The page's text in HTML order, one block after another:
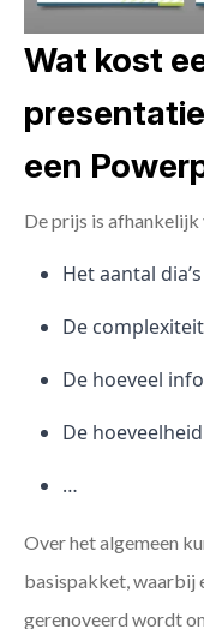
Wat kost
een
De prijs is
Het aantal
De
De hoeveel
De
…
Over het algemeen
basispakket, waarbij
gerenoveerd wordt